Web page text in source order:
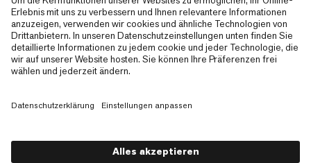
—
Sitemap
Cookies
Impressum